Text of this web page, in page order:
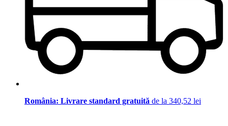
România: Livrare standard gratuită de la 340,52 lei